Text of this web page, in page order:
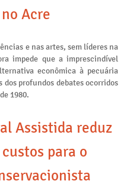
Acre
e nas artes, sem líderes na
impede que a imprescindível
econômica à pecuária
dos profundos debates ocorridos
1980.
Assistida reduz
para o